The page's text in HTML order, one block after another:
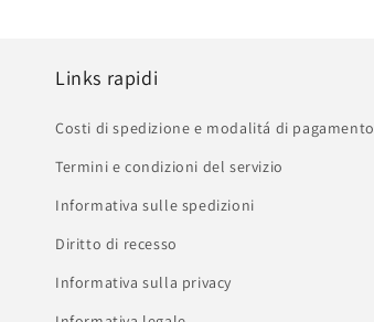
Links rapidi
Costi di spedizione e modalitá di pagamento
Termini e condizioni del servizio
Informativa sulle spedizioni
Diritto di recesso
Informativa sulla privacy